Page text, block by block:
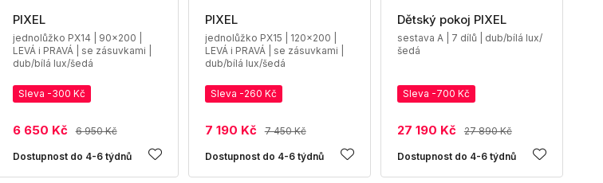
PIXEL
jednolůžko PX14 | 90x200 |
LEVÁ i PRAVÁ | se zásuvkami |
dub/bílá lux/šedá
Sleva -300 Kč
6 650 Kč 6 950 Kč
Dostupnost do 4-6 týdnů
PIXEL
jednolůžko PX15 | 120x200 |
LEVÁ i PRAVÁ | se zásuvkami |
dub/bílá lux/šedá
Sleva -260 Kč
7 190 Kč 7 450 Kč
Dostupnost do 4-6 týdnů
Dětský pokoj PIXEL
sestava A | 7 dílů | dub/bílá lux/
šedá
Sleva -700 Kč
27 190 Kč 27 890 Kč
Dostupnost do 4-6 týdnů